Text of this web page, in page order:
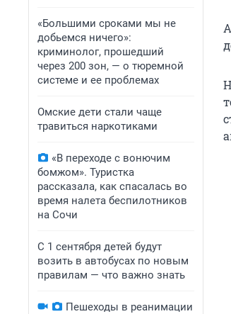
«Большими сроками мы не
добьемся ничего»:
криминолог, прошедший
через 200 зон, — о тюремной
системе и ее проблемах
Омские дети стали чаще
травиться наркотиками
«В переходе с вонючим
бомжом». Туристка
рассказала, как спасалась во
время налета беспилотников
на Сочи
С 1 сентября детей будут
возить в автобусах по новым
правилам — что важно знать
Пешеходы в реанимации